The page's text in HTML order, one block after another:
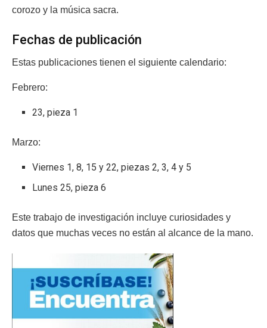
corozo y la música sacra.
Fechas de publicación
Estas publicaciones tienen el siguiente calendario:
Febrero:
23, pieza 1
Marzo:
Viernes 1, 8, 15 y 22, piezas 2, 3, 4 y 5
Lunes 25, pieza 6
Este trabajo de investigación incluye curiosidades y
datos que muchas veces no están al alcance de la mano.